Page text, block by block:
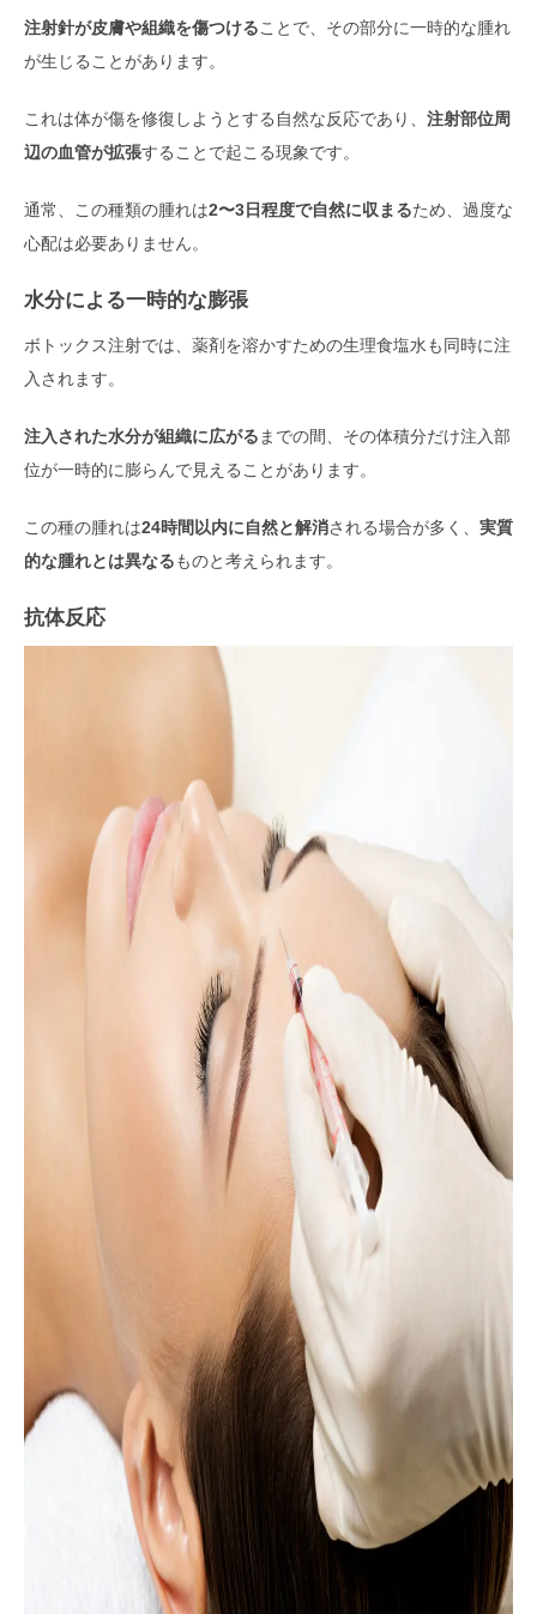
注射針が皮膚や組織を傷つけることで、その部分に一時的な腫れ
が生じることがあります。
これは体が傷を修復しようとする自然な反応であり、 注射部位周
辺の血管が拡張することで起こる現象です。
通常、この種類の腫れは2〜3日程度で自然に収まるため、過度な
心配は必要ありません。
水分による一時的な膨張
ボトックス注射では、薬剤を溶かすための生理食塩水も同時に注
入されます。
注入された水分が組織に広がる までの間、その体積分だけ注入部
位が一時的に膨らんで見えることがあります。
この種の腫れは24時間以内に自然と解消される場合が多く、 実質
的な腫れとは異なるものと考えられます。
抗体反応